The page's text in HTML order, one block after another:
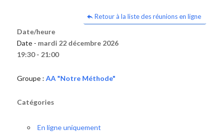
Retour à la liste des réunions en ligne
Date/heure
Date - mardi 22 décembre 2026
19:30 - 21:00
Groupe : AA "Notre Méthode"
Catégories
En ligne uniquement